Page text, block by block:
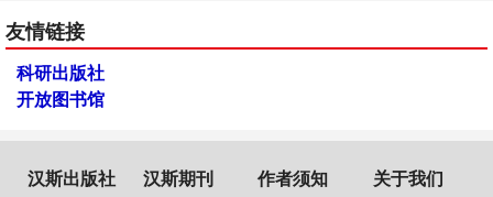
友情链接
科研出版社
开放图书馆
汉斯出版社 汉斯期刊 作者须知 关于我们